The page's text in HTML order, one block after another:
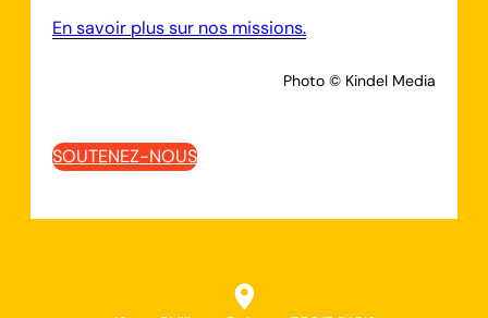
En savoir plus sur nos missions.
Photo © Kindel Media
SOUTENEZ-NOUS